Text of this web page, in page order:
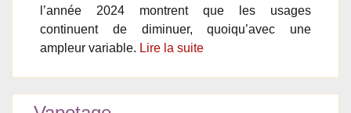
l’année 2024 montrent que les usages
continuent de diminuer, quoiqu’avec une
ampleur variable. Lire la suite